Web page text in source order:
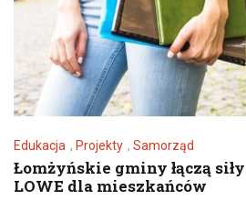
Edukacja , Projekty , Samorząd
Łomżyńskie gminy łączą
LOWE dla mieszkańców